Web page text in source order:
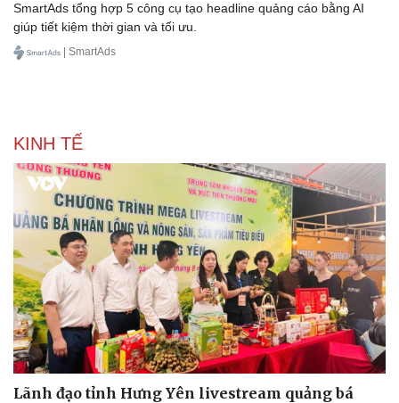
SmartAds tổng hợp 5 công cụ tạo headline quảng cáo bằng AI
giúp tiết kiệm thời gian và tối ưu.
| SmartAds
KINH TẾ
Lãnh đạo tỉnh Hưng Yên livestream quảng bá